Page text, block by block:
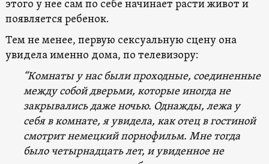
этого у нее сам по себе начинает расти живот и
появляется ребенок.
Тем не менее, первую сексуальную сцену она
увидела именно дома, по телевизору:
“Комнаты у нас были проходные, соединенные
между собой дверьми, которые иногда не
закрывались даже ночью. Однажды, лежа у
себя в комнате, я увидела, как отец в гостиной
смотрит немецкий порнофильм. Мне тогда
было четырнадцать лет, и увиденное не